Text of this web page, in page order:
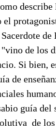
describe
el
de
de los
Si bien,
de
guía
de los